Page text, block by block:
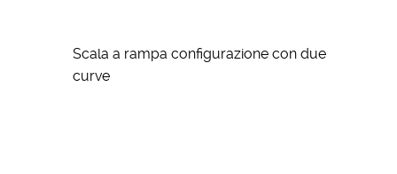
Scala a rampa configurazione con due
curve